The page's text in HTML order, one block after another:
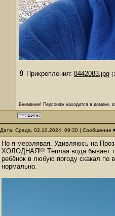
Прикрепления: 8442083.jpg
Внимание! Персонаж находится в домике,
Дата: Среда, 02.10.2024, 09:30 | Сообщение
Но я мерзлявая. Удивляюсь на
ХОЛОДНАЯ!!! Тёплая вода бывает
ребёнок в любую погоду скакал по
нормально.